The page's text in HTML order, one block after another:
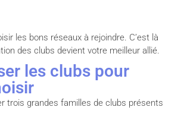
les bons réseaux à rejoindre. C’est là
des clubs devient votre meilleur allié.
les clubs pour
trois grandes familles de clubs présents